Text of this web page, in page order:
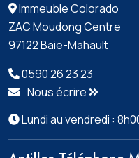
Immeuble Colorado
ZAC Moudong Centre
97122 Baie-Mahault
0590 26 23 23
Nous écrire
Lundi au vendredi :